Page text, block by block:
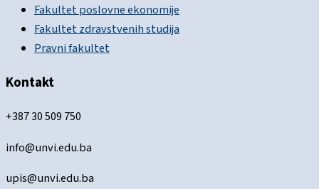
Fakultet poslovne ekonomije
Fakultet zdravstvenih studija
Pravni fakultet
Kontakt
+387 30 509 750
info@unvi.edu.ba
upis@unvi.edu.ba